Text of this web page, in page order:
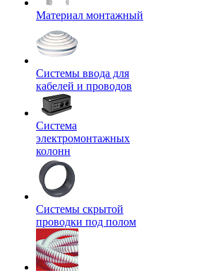
Материал монтажный
Системы ввода для
кабелей и проводов
Система
электромонтажных
колонн
Системы скрытой
проводки под полом